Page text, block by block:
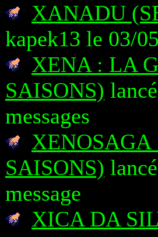
XANADU
kapek13 le 03/
XENA : LA
SAISONS)
messages
SAISONS)
message
XICA DA